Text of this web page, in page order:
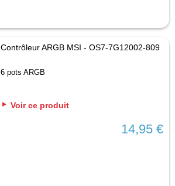
Contrôleur ARGB MSI - OS7-7G12002-809
6 pots ARGB
Voir ce produit
14,95 €